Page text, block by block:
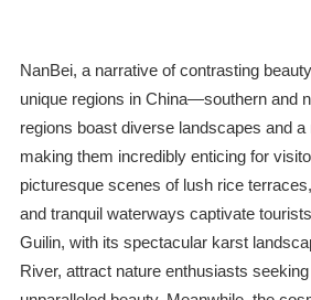
NanBei, a narrative of contrasting
unique regions in China—southern and
regions boast diverse landscapes and a
making them incredibly enticing for
picturesque scenes of lush rice
and tranquil waterways captivate
Guilin, with its spectacular karst
River, attract nature enthusiasts